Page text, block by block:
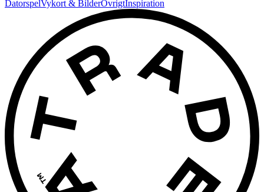
DatorspelVykort & BilderÖvrigtInspiration